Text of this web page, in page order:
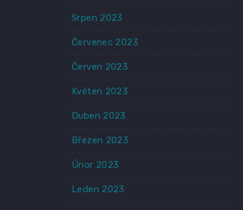
Srpen 2023
Červenec 2023
Červen 2023
Květen 2023
Duben 2023
Březen 2023
Únor 2023
Leden 2023